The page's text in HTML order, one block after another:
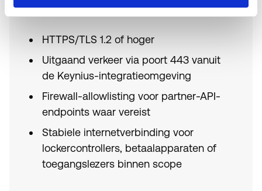
Netwerk
HTTPS/TLS 1.2 of hoger
Uitgaand verkeer via poort 443 vanuit
de Keynius-integratieomgeving
Firewall-allowlisting voor partner-API-
endpoints waar vereist
Stabiele internetverbinding voor
lockercontrollers, betaalapparaten of
toegangslezers binnen scope